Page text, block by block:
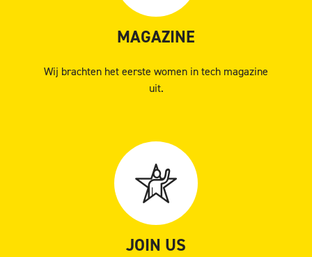
MAGAZINE
Wij brachten het eerste women in tech magazine
uit.
JOIN US